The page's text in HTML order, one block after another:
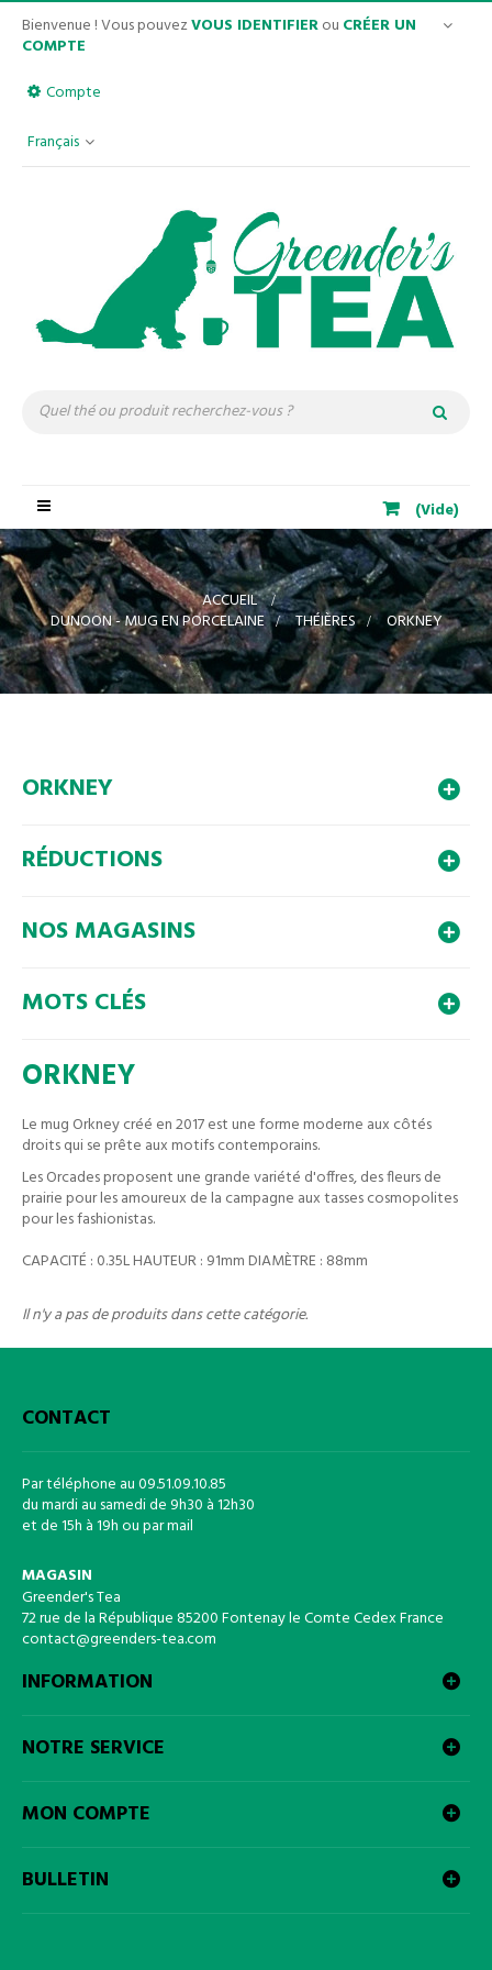
Bienvenue ! Vous pouvezVOUS IDENTIFIERou CRÉER UN
COMPTE
Compte
Français
(Vide)
Basculer
la
navigation
ACCUEIL >
DUNOON - MUG EN PORCELAINE > THÉIÈRES > ORKNEY
ORKNEY
RÉDUCTIONS
NOS MAGASINS
MOTS CLÉS
ORKNEY
Le mug Orkney créé en 2017 est une forme moderne aux côtés
droits qui se prête aux motifs contemporains.
Les Orcades proposent une grande variété d'offres, des fleurs de
prairie pour les amoureux de la campagne aux tasses cosmopolites
pour les fashionistas.
CAPACITÉ : 0.35L HAUTEUR : 91mm DIAMÈTRE : 88mm
Il n'y a pas de produits dans cette catégorie.
CONTACT
Par téléphone au 09.51.09.10.85
du mardi au samedi de 9h30 à 12h30
et de 15h à 19h ou par mail
MAGASIN
Greender's Tea
72 rue de la République 85200 Fontenay le Comte Cedex France
contact@greenders-tea.com
INFORMATION
NOTRE SERVICE
MON COMPTE
BULLETIN